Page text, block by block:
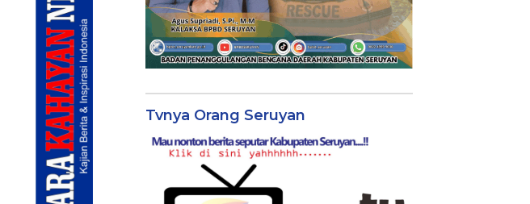
Tvnya Orang Seruyan